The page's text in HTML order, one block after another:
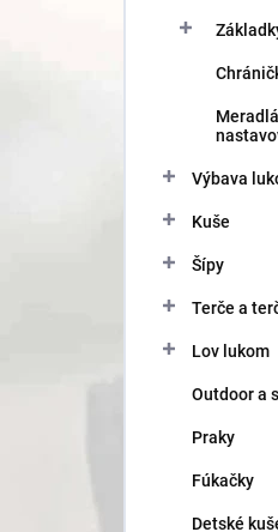
Výbava
Kuše
Šípy
Terče a
Lov lukom
Outdoor a
Praky
Fúkačky
Detské